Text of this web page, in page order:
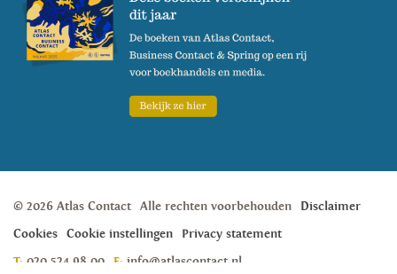
© 2026 Atlas Contact Alle rechten voorbehouden
Disclaimer
Cookies
Cookie instellingen
Privacy statement
T: 020 524 98 00 E: info@atlascontact.nl